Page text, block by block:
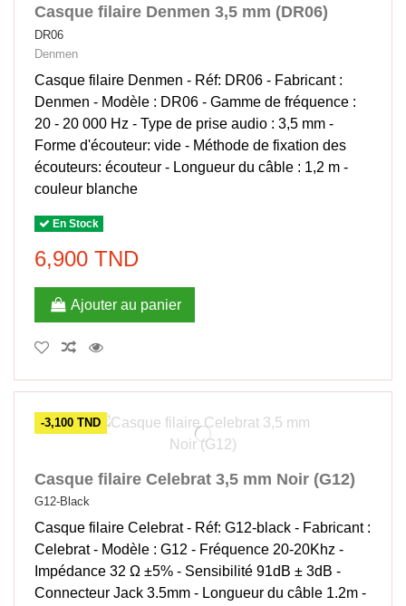
Casque filaire Denmen 3,5 mm (DR06)
DR06
Denmen
Casque filaire Denmen - Réf: DR06 - Fabricant :
Denmen - Modèle : DR06 - Gamme de fréquence :
20 - 20 000 Hz - Type de prise audio : 3,5 mm -
Forme d'écouteur: vide - Méthode de fixation des
écouteurs: écouteur - Longueur du câble : 1,2 m -
couleur blanche
En Stock
6,900 TND
Ajouter au panier
-3,100 TND
Casque filaire Celebrat 3,5 mm Noir (G12)
G12-Black
Casque filaire Celebrat - Réf: G12-black - Fabricant :
Celebrat - Modèle : G12 - Fréquence 20-20Khz -
Impédance 32 Ω ±5% - Sensibilité 91dB ± 3dB -
Connecteur Jack 3.5mm - Longueur du câble 1.2m -